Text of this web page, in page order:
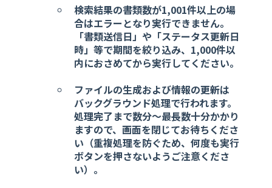
検索結果の書類数が1,001件以上の場
合はエラーとなり実行できません。
「書類送信日」や「ステータス更新日
時」等で期間を絞り込み、1,000件以
内におさめてから実行してください。
ファイルの生成および情報の更新は
バックグラウンド処理で行われます。
処理完了まで数分〜最長数十分かかり
ますので、画面を閉じてお待ちくださ
い（重複処理を防ぐため、何度も実行
ボタンを押さないようご注意くださ
い）。